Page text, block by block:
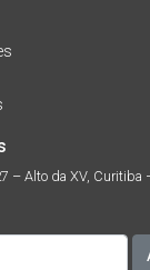
– Alto da XV, Curitiba